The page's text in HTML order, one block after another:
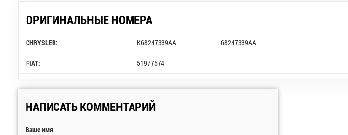
ОРИГИНАЛЬНЫЕ НОМЕРА
CHRYSLER: K68247339AA 68247339AA
FIAT: 51977574
НАПИСАТЬ КОММЕНТАРИЙ
Ваше имя